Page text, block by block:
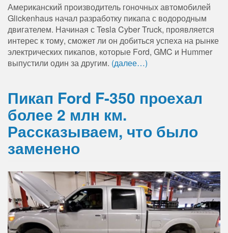
Американский производитель гоночных автомобилей
Glickenhaus начал разработку пикапа с водородным
двигателем. Начиная с Tesla Cyber ​​Truck, проявляется
интерес к тому, сможет ли он добиться успеха на рынке
электрических пикапов, которые Ford, GMC и Hummer
выпустили один за другим. (далее…)
Пикап Ford F-350 проехал
более 2 млн км.
Рассказываем, что было
заменено